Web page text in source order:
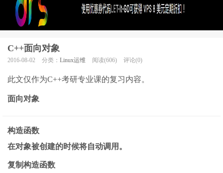
C++面向对象
2016-08-02 分类： Linux运维 阅读(606) 评论(0)
此文仅作为C++考研专业课的复习内容。
面向对象
构造函数
在对象被创建的时候将自动调用。
复制构造函数